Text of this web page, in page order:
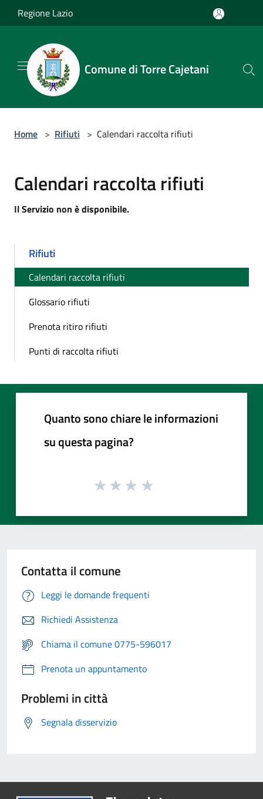
Salta al contenuto principale
Regione Lazio
Comune di Torre Cajetani
Home > Rifiuti > Calendari raccolta rifiuti
Calendari raccolta rifiuti
Il Servizio non è disponibile.
Rifiuti
Calendari raccolta rifiuti
Glossario rifiuti
Prenota ritiro rifiuti
Punti di raccolta rifiuti
Quanto sono chiare le informazioni
su questa pagina?
Contatta il comune
Leggi le domande frequenti
Richiedi Assistenza
Chiama il comune 0775-596017
Prenota un appuntamento
Problemi in città
Segnala disservizio